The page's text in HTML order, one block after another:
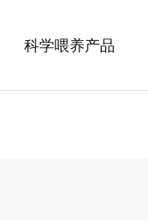
科学喂养产品